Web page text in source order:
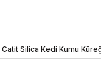
Catit Silica Kedi Kumu